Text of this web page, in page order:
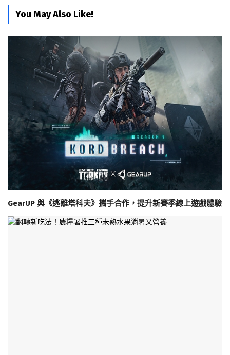
You May Also Like!
GearUP 與《逃離塔科夫》攜手合作，提升新賽季線上遊戲體驗